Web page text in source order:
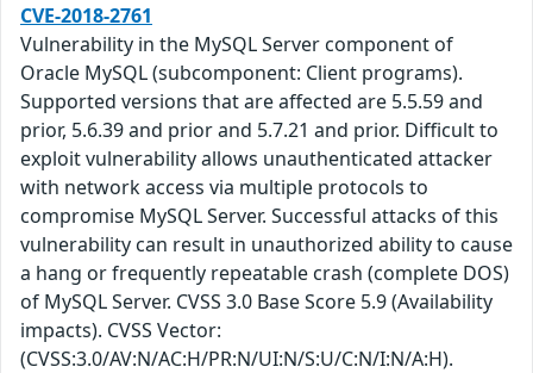
CVE-2018-2761
Vulnerability in the MySQL Server component of
Oracle MySQL (subcomponent: Client programs).
Supported versions that are affected are 5.5.59 and
prior, 5.6.39 and prior and 5.7.21 and prior. Difficult to
exploit vulnerability allows unauthenticated attacker
with network access via multiple protocols to
compromise MySQL Server. Successful attacks of this
vulnerability can result in unauthorized ability to cause
a hang or frequently repeatable crash (complete DOS)
of MySQL Server. CVSS 3.0 Base Score 5.9 (Availability
impacts). CVSS Vector:
(CVSS:3.0/AV:N/AC:H/PR:N/UI:N/S:U/C:N/I:N/A:H).